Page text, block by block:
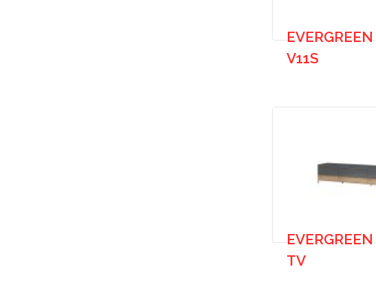
EVERGREEN
V11S
EVERGREEN
TV